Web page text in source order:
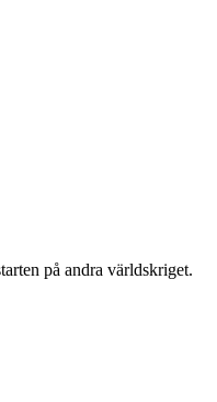
på andra världskriget.